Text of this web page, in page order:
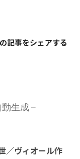
記事をシェアする
生成
／ヴィオール作